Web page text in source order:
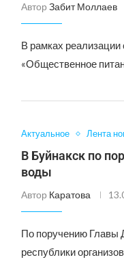
Автор Забит Моллаев
В рамках
«Общественное
Актуальное Лента
В Буйнакск по
воды
Автор Каратова
По поручению Главы
республики